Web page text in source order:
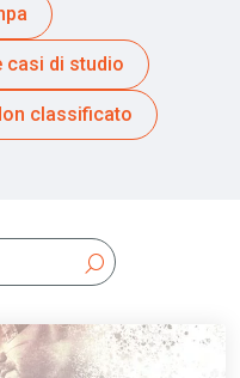
casi di studio
classificato